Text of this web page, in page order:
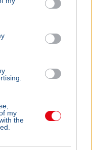
my
the
Bíróság
ügyészi
hivatkozva
arany
nőtől a rablók